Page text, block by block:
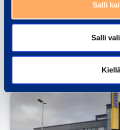
Salli
Salli
Ramirent Achieves
Sustainability
20.03.2026